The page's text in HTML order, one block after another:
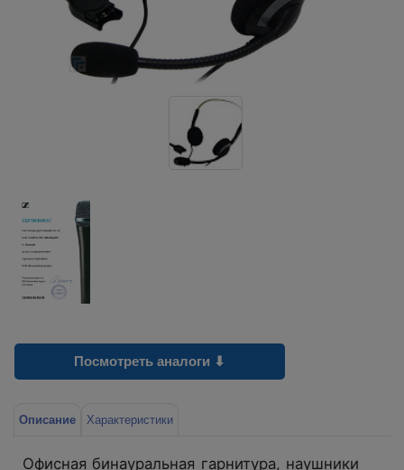
Посмотреть аналоги ⬇
Описание Характеристики
Офисная бинауральная гарнитура, наушники